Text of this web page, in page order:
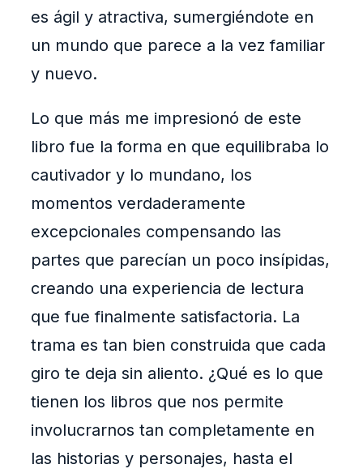
es ágil y atractiva, sumergiéndote en
un mundo que parece a la vez familiar
y nuevo.
Lo que más me impresionó de este
libro fue la forma en que equilibraba lo
cautivador y lo mundano, los
momentos verdaderamente
excepcionales compensando las
partes que parecían un poco insípidas,
creando una experiencia de lectura
que fue finalmente satisfactoria. La
trama es tan bien construida que cada
giro te deja sin aliento. ¿Qué es lo que
tienen los libros que nos permite
involucrarnos tan completamente en
las historias y personajes, hasta el